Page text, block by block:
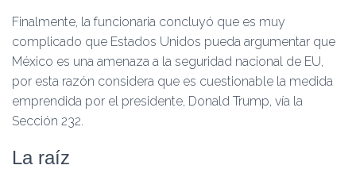
Finalmente, la funcionaria concluyó que es muy
complicado que Estados Unidos pueda argumentar que
México es una amenaza a la seguridad nacional de EU,
por esta razón considera que es cuestionable la medida
emprendida por el presidente, Donald Trump, vía la
Sección 232.
La raíz